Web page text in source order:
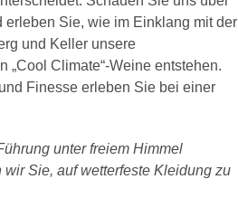
erleben Sie, wie im Einklang mit der
und Keller unsere
„Cool Climate“-Weine entstehen.
Finesse erleben Sie bei einer
unter freiem Himmel
wir Sie, auf wetterfeste Kleidung zu